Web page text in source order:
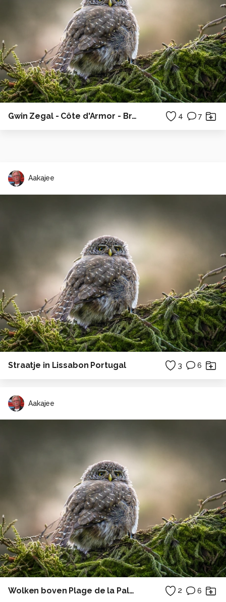
Gwin Zegal - Côte d'Armor - Bretagne 4 7
Aakajee
Straatje in Lissabon Portugal 3 6
Aakajee
Wolken boven Plage de la Palud - Presq'île de Crozon - Bretagne 2 6